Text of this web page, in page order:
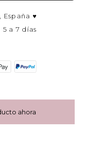
España ♥
5 a 7 días
ahora